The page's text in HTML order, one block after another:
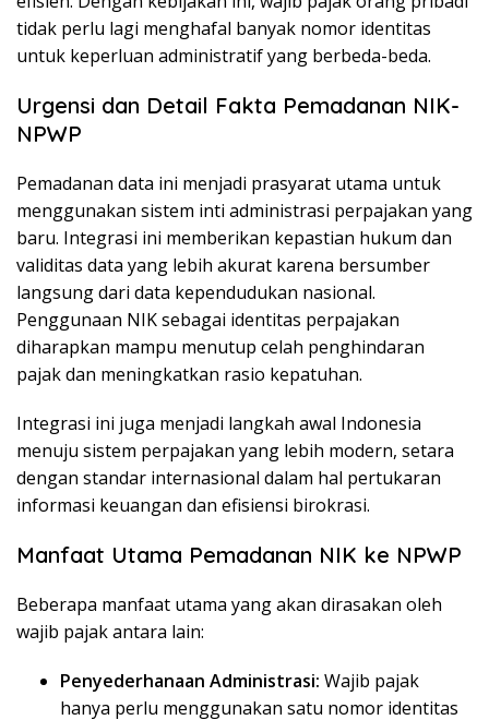
tidak perlu lagi menghafal banyak nomor identitas
untuk keperluan administratif yang berbeda-beda.
Urgensi dan Detail Fakta Pemadanan NIK-
NPWP
Pemadanan data ini menjadi prasyarat utama untuk
menggunakan sistem inti administrasi perpajakan yang
baru. Integrasi ini memberikan kepastian hukum dan
validitas data yang lebih akurat karena bersumber
langsung dari data kependudukan nasional.
Penggunaan NIK sebagai identitas perpajakan
diharapkan mampu menutup celah penghindaran
pajak dan meningkatkan rasio kepatuhan.
Integrasi ini juga menjadi langkah awal Indonesia
menuju sistem perpajakan yang lebih modern, setara
dengan standar internasional dalam hal pertukaran
informasi keuangan dan efisiensi birokrasi.
Manfaat Utama Pemadanan NIK ke NPWP
Beberapa manfaat utama yang akan dirasakan oleh
wajib pajak antara lain:
Penyederhanaan Administrasi: Wajib pajak
hanya perlu menggunakan satu nomor identitas